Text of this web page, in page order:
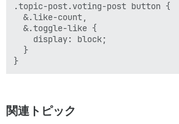
.topic-post.voting-post button {
  &.like-count,
  &.toggle-like {
    display: block;
  }
関連トピック